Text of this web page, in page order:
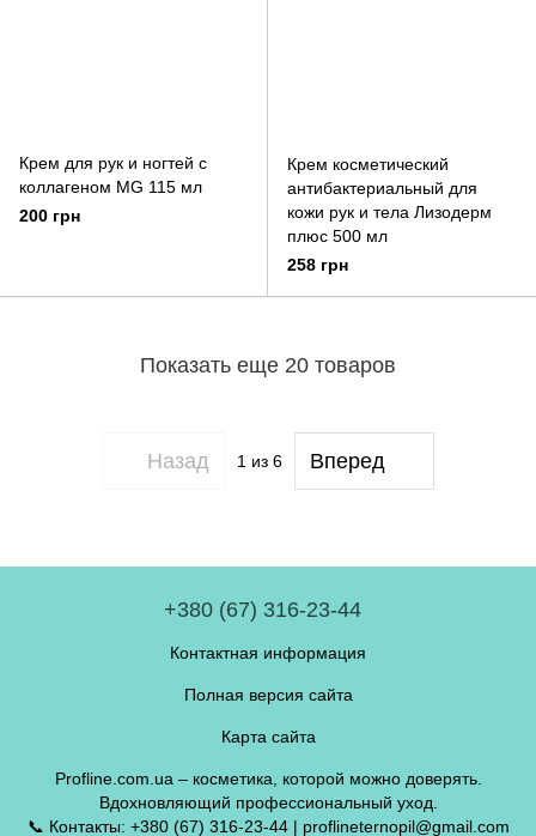
Крем для рук и ногтей с
коллагеном MG 115 мл
200 грн
Крем косметический
антибактериальный для
кожи рук и тела Лизодерм
плюс 500 мл
258 грн
Показать еще 20 товаров
Назад 1 из 6 Вперед
+380 (67) 316-23-44
Контактная информация
Полная версия сайта
Карта сайта
Profline.com.ua – косметика, которой можно доверять.
Вдохновляющий профессиональный уход.
📞 Контакты: +380 (67) 316-23-44 | proflineternopil@gmail.com